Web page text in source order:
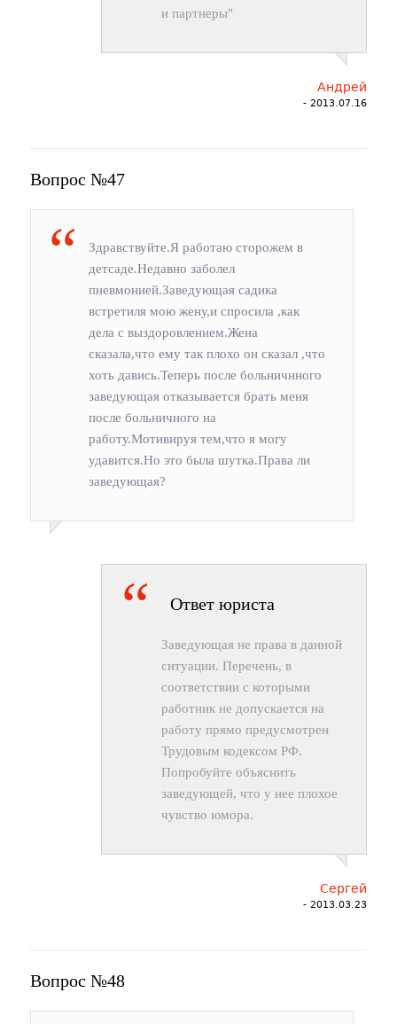
и партнеры"
Андрей
- 2013.07.16
Вопрос №47
Здравствуйте.Я работаю сторожем в
детсаде.Недавно заболел
пневмонией.Заведующая садика
встретиля мою жену,и спросила ,как
дела с выздоровлением.Жена
сказала,что ему так плохо он сказал ,что
хоть давись.Теперь после больничнного
заведующая отказывается брать меня
после больничного на
работу.Мотивируя тем,что я могу
удавится.Но это была шутка.Права ли
заведующая?
Ответ юриста
Заведующая не права в данной
ситуации. Перечень, в
соответствии с которыми
работник не допускается на
работу прямо предусмотрен
Трудовым кодексом РФ.
Попробуйте объяснить
заведующей, что у нее плохое
чувство юмора.
Сергей
- 2013.03.23
Вопрос №48